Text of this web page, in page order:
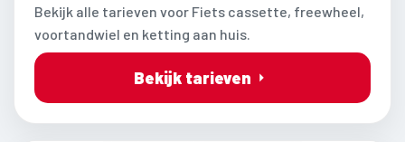
Bekijk alle tarieven voor Fiets cassette, freewheel,
voortandwiel en ketting aan huis.
Bekijk tarieven